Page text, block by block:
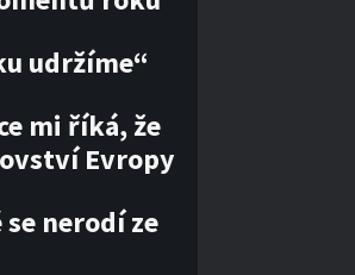
udržíme“
mi říká, že
Evropy
se nerodí ze